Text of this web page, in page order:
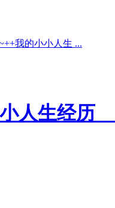
我的小小人生 ...
人生经历